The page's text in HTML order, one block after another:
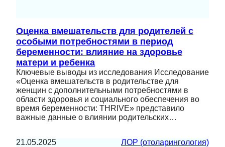
Оценка вмешательств для родителей с
особыми потребностями в период
беременности: влияние на здоровье
матери и ребенка
Ключевые выводы из исследования Исследование
«Оценка вмешательств в родительстве для
женщин с дополнительными потребностями в
области здоровья и социального обеспечения во
время беременности: THRIVE» представило
важные данные о влиянии родительских…
21.05.2025 ЛОР (отоларингология)